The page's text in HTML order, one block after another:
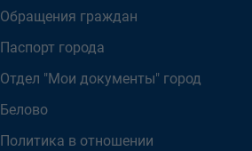
Обращения граждан
Паспорт города
Отдел "Мои документы" город
Белово
Политика в отношении